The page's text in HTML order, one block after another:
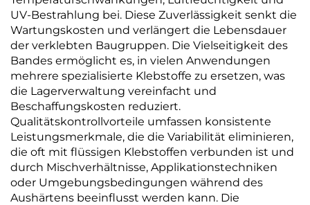
UV-Bestrahlung bei. Diese Zuverlässigkeit senkt die
Wartungskosten und verlängert die Lebensdauer
der verklebten Baugruppen. Die Vielseitigkeit des
Bandes ermöglicht es, in vielen Anwendungen
mehrere spezialisierte Klebstoffe zu ersetzen, was
die Lagerverwaltung vereinfacht und
Beschaffungskosten reduziert.
Qualitätskontrollvorteile umfassen konsistente
Leistungsmerkmale, die die Variabilität eliminieren,
die oft mit flüssigen Klebstoffen verbunden ist und
durch Mischverhältnisse, Applikationstechniken
oder Umgebungsbedingungen während des
Aushärtens beeinflusst werden kann. Die